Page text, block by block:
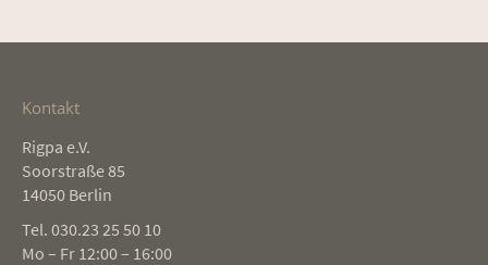
Kontakt
Rigpa e.V.
Soorstraße 85
14050 Berlin
Tel. 030.23 25 50 10
Mo – Fr 12:00 – 16:00